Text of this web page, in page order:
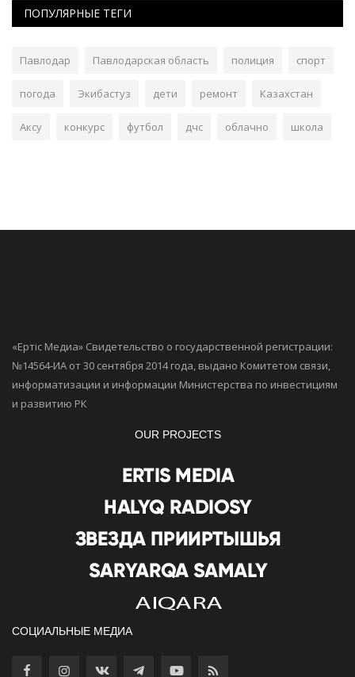
ПОПУЛЯРНЫЕ ТЕГИ
Павлодар Павлодарская область полиция спорт
погода Экибастуз дети ремонт Казахстан
Аксу конкурс футбол дчс облачно школа
«Ертiс Медиа» Свидетельство о государственной регистрации:
№14564-ИА от 30 сентября 2014 года, выдано Комитетом связи,
информатизации и информации Министерства по инвестициям
и развитию РК
OUR PROJECTS
СОЦИАЛЬНЫЕ МЕДИА